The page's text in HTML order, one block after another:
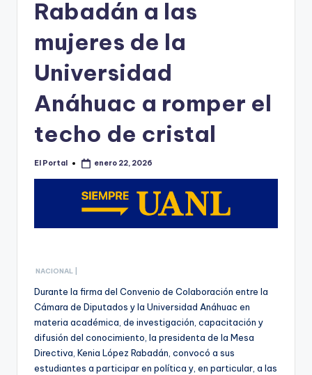
Rabadán a las
mujeres de la
Universidad
Anáhuac a romper el
techo de cristal
Publicado
El Portal enero 22, 2026
NACIONAL |
Durante la firma del Convenio de Colaboración entre la
Cámara de Diputados y la Universidad Anáhuac en
materia académica, de investigación, capacitación y
difusión del conocimiento, la presidenta de la Mesa
Directiva, Kenia López Rabadán, convocó a sus
estudiantes a participar en política y, en particular, a las